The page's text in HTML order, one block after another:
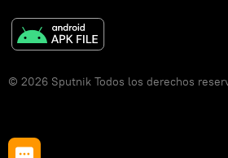
© 2026 Sputnik Todos los derechos